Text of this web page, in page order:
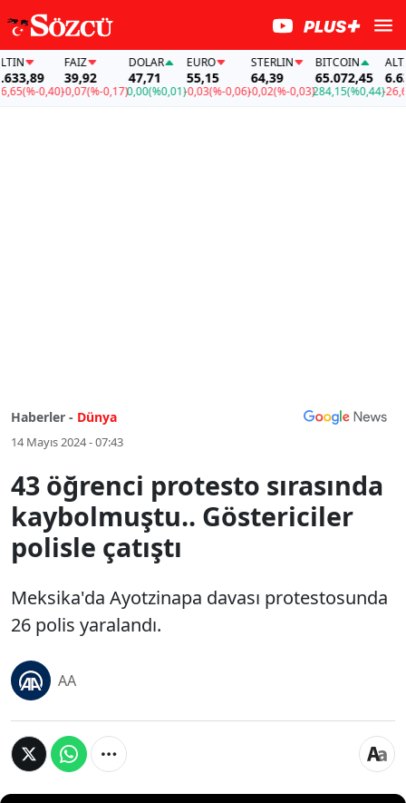
(%-0,40)
FAİZ
39,92
-0,07(%-0,17)
DOLAR
47,71
0,00(%0,01)
EURO
55,15
-0,03(%-0,06)
STERLIN
64,39
-0,02(%-0,03)
BITCOIN
65.072,45
284,15(%0,44)
ALTIN
-26,65
Haberler - Dünya
14 Mayıs 2024 - 07:43
43 öğrenci protesto sırasında
kaybolmuştu.. Göstericiler
polisle çatıştı
Meksika'da Ayotzinapa davası protestosunda
26 polis yaralandı.
AA